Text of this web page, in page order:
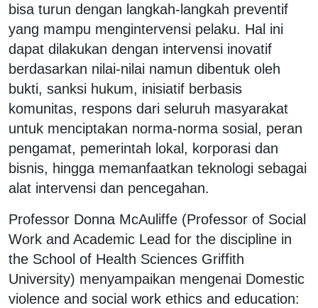
bisa turun dengan langkah-langkah preventif
yang mampu mengintervensi pelaku. Hal ini
dapat dilakukan dengan intervensi inovatif
berdasarkan nilai-nilai namun dibentuk oleh
bukti, sanksi hukum, inisiatif berbasis
komunitas, respons dari seluruh masyarakat
untuk menciptakan norma-norma sosial, peran
pengamat, pemerintah lokal, korporasi dan
bisnis, hingga memanfaatkan teknologi sebagai
alat intervensi dan pencegahan.
Professor Donna McAuliffe (Professor of Social
Work and Academic Lead for the discipline in
the School of Health Sciences Griffith
University) menyampaikan mengenai Domestic
violence and social work ethics and education: